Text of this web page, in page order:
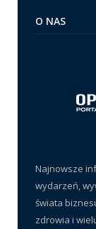
O NAS
Najnowsze
wydarzeń,
świata
zdrowia i